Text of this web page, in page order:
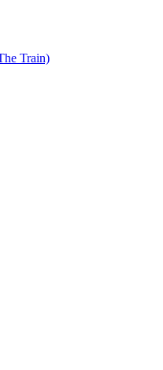
Train)